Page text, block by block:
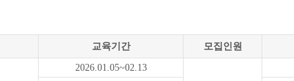
교육기간 모집인원
2026.01.05~02.13